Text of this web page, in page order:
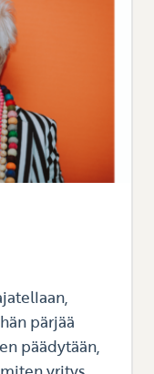
pärjää
päädytään,